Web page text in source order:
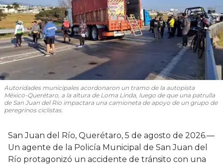
Autoridades municipales acordonaron un tramo de la autopista
México-Querétaro, a la altura de Loma Linda, luego de que una patrulla
de San Juan del Río impactara una camioneta de apoyo de un grupo de
peregrinos ciclistas.
San Juan del Río, Querétaro, 5 de agosto de 2026.—
Un agente de la Policía Municipal de San Juan del
Río protagonizó un accidente de tránsito con una